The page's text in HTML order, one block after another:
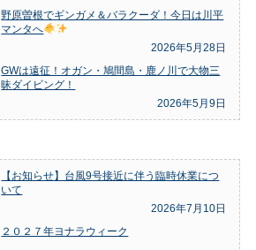
野原曽根でギンガメ＆バラクーダ！今日は川平
マンタへ
2026年5月28日
GWは遠征！オガン・鳩間島・鹿ノ川で大物三
昧ダイビング！
2026年5月9日
【お知らせ】台風9号接近に伴う臨時休業につ
いて
2026年7月10日
２０２７年ヨナラウィーク